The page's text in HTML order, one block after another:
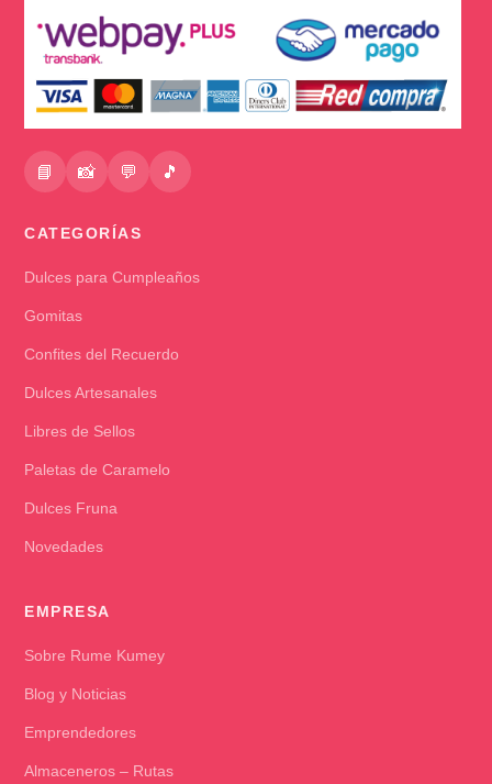
📘 📸 💬 🎵
CATEGORÍAS
Dulces para Cumpleaños
Gomitas
Confites del Recuerdo
Dulces Artesanales
Libres de Sellos
Paletas de Caramelo
Dulces Fruna
Novedades
EMPRESA
Sobre Rume Kumey
Blog y Noticias
Emprendedores
Almaceneros – Rutas